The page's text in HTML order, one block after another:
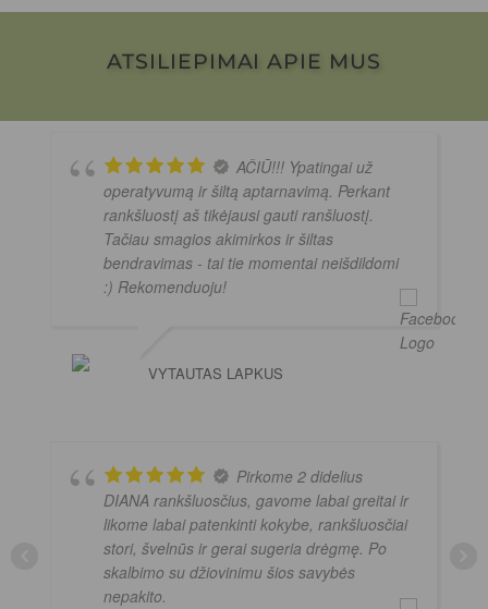
ATSILIEPIMAI APIE MUS
AČIŪ!!! Ypatingai už
operatyvumą ir šiltą aptarnavimą. Perkant
rankšluostį aš tikėjausi gauti ranšluostį.
Tačiau smagios akimirkos ir šiltas
bendravimas - tai tie momentai neišdildomi
:) Rekomenduoju!
VYTAUTAS LAPKUS
Pirkome 2 didelius
DIANA rankšluosčius, gavome labai greitai ir
likome labai patenkinti kokybe, rankšluosčiai
stori, švelnūs ir gerai sugeria drėgmę. Po
skalbimo su džiovinimu šios savybės
nepakito.